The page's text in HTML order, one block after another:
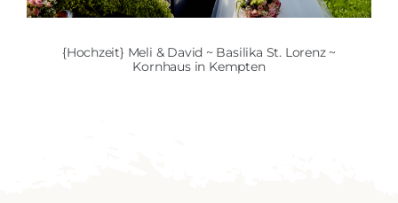
{Hochzeit} Meli & David ~ Basilika St. Lorenz ~
Kornhaus in Kempten